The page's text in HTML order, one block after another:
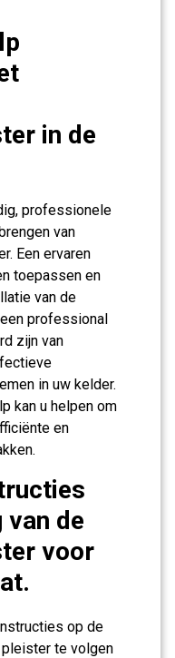
in de
professionele
van
Een ervaren
toepassen en
van de
professional
zijn van
in uw kelder.
kan u helpen om
en
van de
voor
op de
te volgen